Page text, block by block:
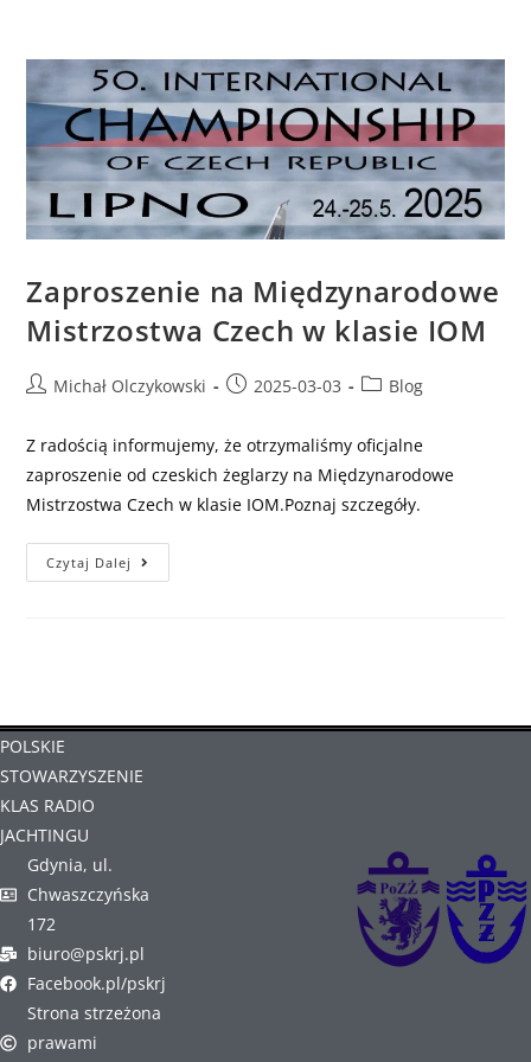
Zaproszenie na Międzynarodowe
Mistrzostwa Czech w klasie IOM
Michał Olczykowski 2025-03-03 Blog
Z radością informujemy, że otrzymaliśmy oficjalne
zaproszenie od czeskich żeglarzy na Międzynarodowe
Mistrzostwa Czech w klasie IOM.Poznaj szczegóły.
Czytaj Dalej
POLSKIE
STOWARZYSZENIE
KLAS RADIO
JACHTINGU
Gdynia, ul.
Chwaszczyńska
172
biuro@pskrj.pl
Facebook.pl/pskrj
Strona strzeżona
prawami